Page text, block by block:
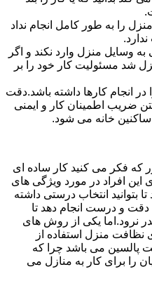
را به طور کامل انجام نداد
وسایل منزل وارد نکند و اگر
شد مسئولیت کار خود را بر
در انجام کارها داشته باشد.دقت
ضریب اطمینان کار و ایمنی
خانه می شود.
که فکر می کنید کار ساده ای
این افراد در مورد ویژگی های
بتوانید انتخاب درستی داشته
دقت و درست انجام دهد تا
نرود.اما یکی از روش های
منزل استفاده از
پالسین می باشد چرا که
را برای کار به منازل می